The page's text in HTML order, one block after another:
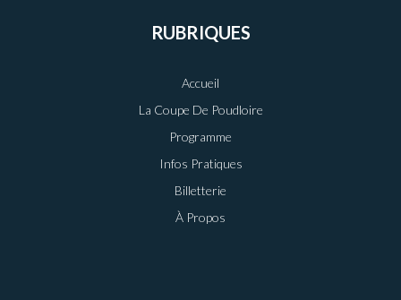
RUBRIQUES
Accueil
La Coupe De Poudloire
Programme
Infos Pratiques
Billetterie
À Propos